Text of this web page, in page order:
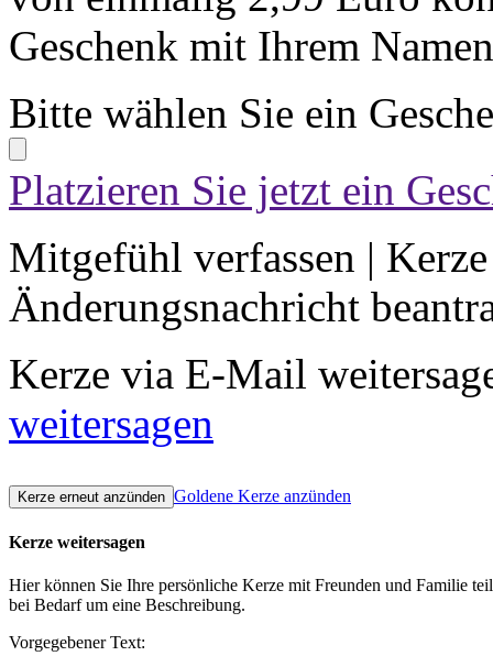
Geschenk mit Ihrem
Bitte wählen Sie ein
Platzieren Sie jetzt ein
Mitgefühl verfassen |
Änderungsnachricht
Kerze via E-Mail
weitersagen
Goldene Kerze anzünden
Kerze weitersagen
Hier können Sie Ihre persönliche Kerze mit Freunden und Familie
bei Bedarf um eine Beschreibung.
Vorgegebener Text: